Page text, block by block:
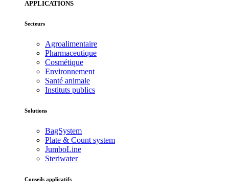
APPLICATIONS
Secteurs
Agroalimentaire
Pharmaceutique
Cosmétique
Environnement
Santé animale
Instituts publics
Solutions
BagSystem
Plate & Count system
JumboLine
Steriwater
Conseils applicatifs